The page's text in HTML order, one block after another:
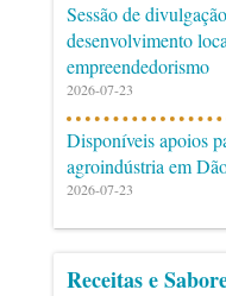
Sessão de
desenvolvimento
empreendedorismo
2026-07-23
Disponíveis apoios
agroindústria em
2026-07-23
Receitas e